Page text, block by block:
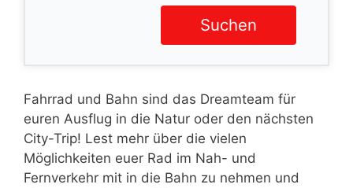
Suchen
Fahrrad und Bahn sind das Dreamteam für
euren Ausflug in die Natur oder den nächsten
City-Trip! Lest mehr über die vielen
Möglichkeiten euer Rad im Nah- und
Fernverkehr mit in die Bahn zu nehmen und